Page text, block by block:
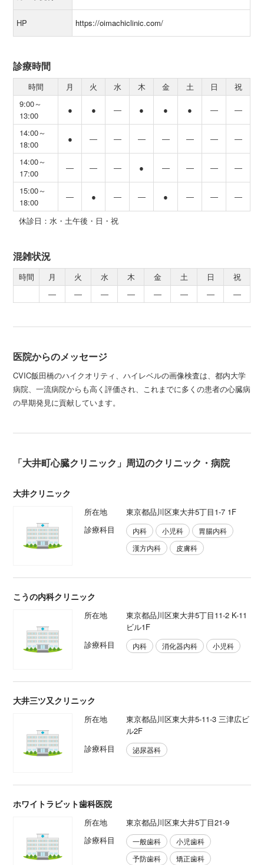
HP https://oimachiclinic.com/
診療時間
時間 月 火 水 木 金 土 日
祝
9:00～
13:00
● ● ― ● ● ● ― ―
14:00～
18:00
● ― ― ― ― ― ― ―
14:00～
17:00
― ― ― ● ― ― ― ―
15:00～
18:00
― ● ― ― ● ― ― ―
休診日：水・土午後・日・祝
混雑状況
時間 月 火 水 木 金 土 日
祝
―
― ― ― ― ― ― ―
医院からのメッセージ
CVIC飯田橋のハイクオリティ、ハイレベルの画像検査は、都内大学
病院、一流病院からも高く評価され、これまでに多くの患者の心臓病
の早期発見に貢献しています。
「大井町心臓クリニック」周辺のクリニック・病院
大井クリニック
所在地
東京都品川区東大井5丁目1-7 1F
診療科目
内科 小児科
胃腸内科
漢方内科
皮膚科
こうの内科クリニック
所在地
東京都品川区東大井5丁目11-2 K-11
ビル1F
診療科目
内科 消化器内科 小児科
大井三ツ又クリニック
所在地
東京都品川区東大井5-11-3 三津広ビ
ル2F
診療科目
泌尿器科
ホワイトラビット歯科医院
所在地
東京都品川区東大井5丁目21‐9
診療科目
一般歯科
小児歯科
予防歯科
矯正歯科